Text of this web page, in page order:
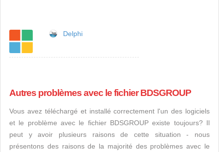
Delphi
Autres problèmes avec le fichier BDSGROUP
Vous avez téléchargé et installé correctement l'un des logiciels
et le problème avec le fichier BDSGROUP existe toujours? Il
peut y avoir plusieurs raisons de cette situation - nous
présentons des raisons de la majorité des problèmes avec le